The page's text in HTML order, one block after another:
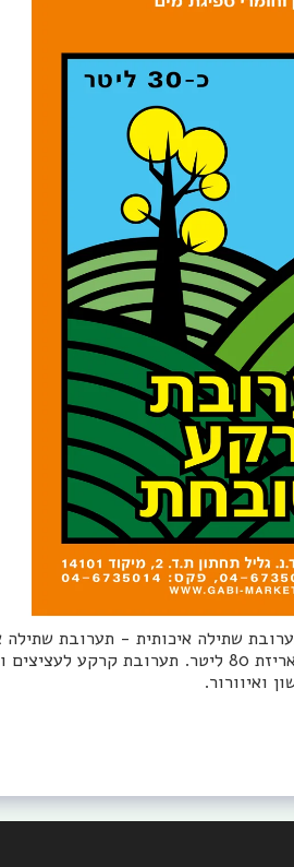
ליטר - גבי שיווק מספר 1 בייצור תערובת שתילה איכותית -
של גבי שיווק, מהיצרנים הותיקים והמנוסים בישראל! אריזת 80
ואיוורור.